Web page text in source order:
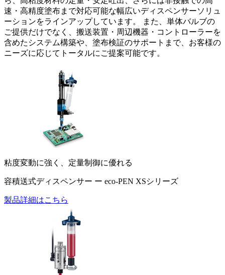
速・高精度塗布まで対応可能な幅広いディスペンサーソリュ
ーションをラインアップしています。 また、単体バルブの
ご提供だけでなく、搬送装置・周辺機器・コントローラーを
含めたシステム構築や、塗布検証のサポートまで、お客様の
ニーズに応じてトータルにご提案可能です。
粘度変動に強く、定量制御に優れる
容積送式ディスペンサー ー eco-PEN XSシリーズ
製品詳細はこちら